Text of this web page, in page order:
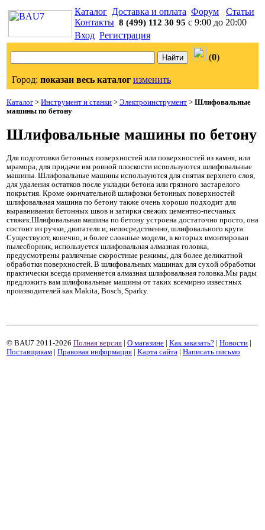
Каталог Доставка и оплата Форум
Статьи
Контакты 8 (499) 112 30 95 с 9:00 до 20:00
Вход Регистрация
(0)
Город: показан весь каталог изменить
Каталог > Инструмент и станки > Электроинструмент > Шлифовальные
машины по бетону
Шлифовальные машины по бетону
Для подготовки бетонных поверхностей или поверхностей из камня, или
мрамора, для придачи им ровной плоскости используются шлифовальные
машины. Шлифовальные машины используются для снятия верхнего слоя,
для удаления остатков после укладки бетона или грязного застарелого
покрытия. Кроме окончательной шлифовки бетонных поверхностей
шлифовальная машина по бетону также очень хорошо подходит для
выравнивания бетонных швов и затирки свежих цементно-песчаных
стяжек.Шлифовальная машина по бетону устроена достаточно просто, она
состоит из ручки, двигателя и, непосредственно, шлифовального круга.
Существуют, конечно, и более сложные модели, в которых вмонтирован
пылесборник, используется шлифовальная алмазная головка,
предусмотрены различные скоростные режимы, для более деликатной
обработки поверхностей. В шлифовальных машинах для сухой обработки
практически всегда применяется алмазная шлифовальная головка.Мы рады
предложить вам шлифовальные машины от таких всемирно известных
производителей как Makita, Bosch, Sparky.
© BAU7 2011-2026 Полная версия | О магазине | Как заказать? | Новости |
Поставщикам | Правовая информация | Карта сайта | Написать письмо